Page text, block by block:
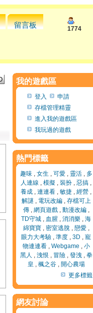
留言板 1774
我的遊戲區
登入
申請
存檔管理精靈
進入我的遊戲區
我玩過的遊戲
熱門標籤
趣味, 女生 , 可愛, 靈活, 多
人連線 , 模擬 , 裝扮 , 惡搞 ,
養成 , 連連看 , 敏捷 , 經營 ,
解謎 , 電玩改編, 存檔可上
傳, 網頁遊戲, 動漫改編,
TD守城 , 血腥 , 消消樂 , 海
綿寶寶, 密室逃脫, 戀愛,
眼力大考驗 , 準度 , 3D , 寵
物連連看, Webgame , 小
黑人 , 洩恨 , 冒險, 發洩, 拳
皇 , 楓之谷, 開心農場
更多標籤
網友討論